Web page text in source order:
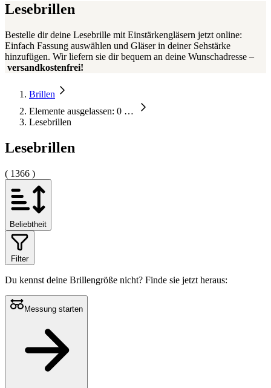
Lesebrillen
Bestelle dir deine Lesebrille mit Einstärkengläsern jetzt online:
Einfach Fassung auswählen und Gläser in deiner Sehstärke
hinzufügen. Wir liefern sie dir bequem an deine Wunschadresse –
versandkostenfrei!
Brillen
Elemente ausgelassen: 0 …
Lesebrillen
Lesebrillen
( 1366 )
Beliebtheit
Filter
Du kennst deine Brillengröße nicht? Finde sie jetzt heraus:
Messung starten